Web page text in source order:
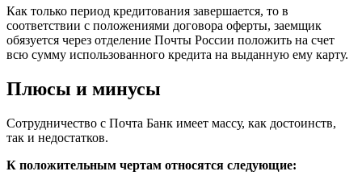
Как только период кредитования завершается, то в
соответствии с положениями договора оферты, заемщик
обязуется через отделение Почты России положить на счет
всю сумму использованного кредита на выданную ему карту.
Плюсы и минусы
Сотрудничество с Почта Банк имеет массу, как достоинств,
так и недостатков.
К положительным чертам относятся следующие: